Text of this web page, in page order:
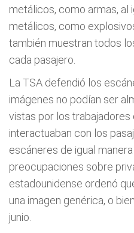
metálicos, como armas, al
metálicos, como
también muestran todos
cada pasajero.
La TSA defendió los
imágenes no podían ser
vistas por los trabajadores
interactuaban con los
escáneres de igual
preocupaciones sobre
estadounidense ordenó
una imagen genérica, o
junio.